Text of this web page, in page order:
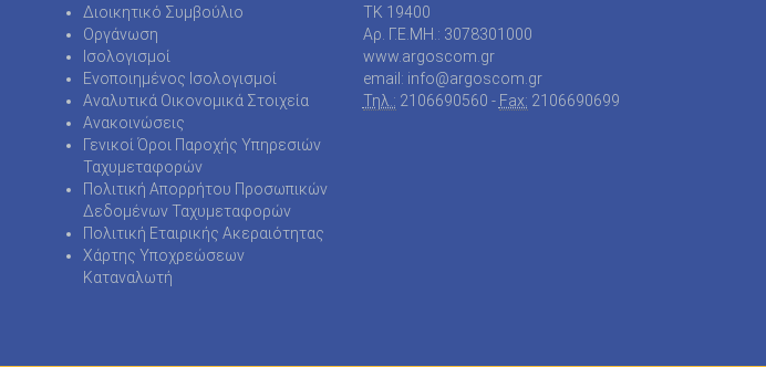
Διοικητικό Συμβούλιο
Οργάνωση
Ισολογισμοί
Ενοποιημένος Ισολογισμοί
Αναλυτικά Οικονομικά Στοιχεία
Ανακοινώσεις
Γενικοί Όροι Παροχής Υπηρεσιών
Ταχυμεταφορών
Πολιτική Απορρήτου Προσωπικών
Δεδομένων Ταχυμεταφορών
Πολιτική Εταιρικής Ακεραιότητας
Χάρτης Υποχρεώσεων
Καταναλωτή
TK 19400
Αρ. Γ.Ε.ΜΗ.: 3078301000
www.argoscom.gr
email: info@argoscom.gr
Τηλ.: 2106690560 - Fax: 2106690699